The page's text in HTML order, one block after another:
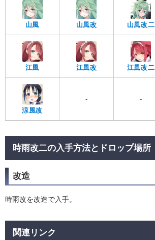
山風 山風改 山風改二
江風 江風改 江風改二
涼風改
- -
時雨改二の入手方法とドロップ場所
改造
時雨改を改造で入手。
関連リンク